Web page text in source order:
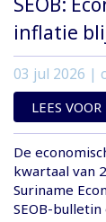
inflatie
03 jul 2026 |
LEES VOOR
De
kwartaal van
Suriname
SEOB-